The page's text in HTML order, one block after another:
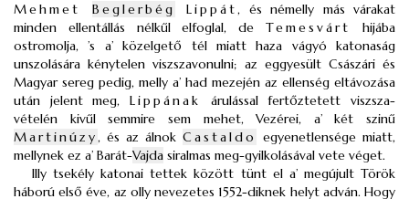
Mehmet Beglerbég Lippát, és némelly más várakat
minden ellentállás nélkűl elfoglal, deTemesvárt
hijába
ostromolja, ’s a’ közelgető tél miatt haza vágyó katonaság
unszolására kénytelen viszszavonulni; az eggyesült Császári és
Magyar sereg pedig, melly a’ had mezején az ellenség eltávozása
után jelent meg, Lippának
árulással fertőztetett viszsza-
vételén kivűl semmire sem mehet, Vezérei, a’ két szinű
Martinúzy, és az álnok Castaldo
egyenetlensége miatt,
mellynek ez a’ Barát-Vajda siralmas meg-gyilkolásával vete véget.
Illy tsekély katonai tettek között tünt el a’ megújult Török
háború első éve, az olly nevezetes 1552-diknek helyt adván. Hogy